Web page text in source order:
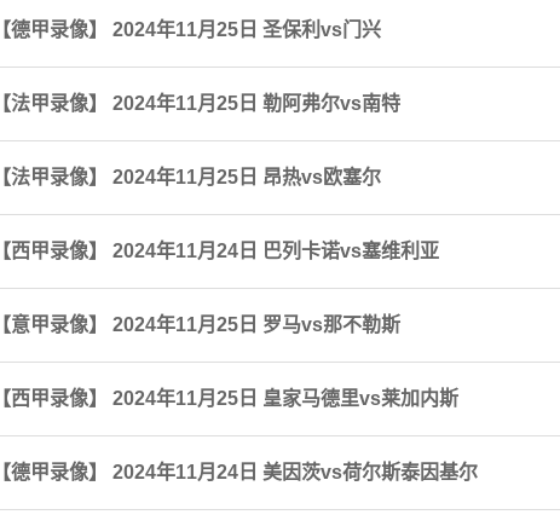
【德甲录像】 2024年11月25日 圣保利vs门兴
【法甲录像】 2024年11月25日 勒阿弗尔vs南特
【法甲录像】 2024年11月25日 昂热vs欧塞尔
【西甲录像】 2024年11月24日 巴列卡诺vs塞维利亚
【意甲录像】 2024年11月25日 罗马vs那不勒斯
【西甲录像】 2024年11月25日 皇家马德里vs莱加内斯
【德甲录像】 2024年11月24日 美因茨vs荷尔斯泰因基尔